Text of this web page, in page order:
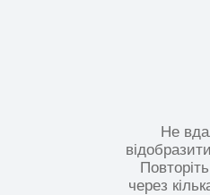
Не
через